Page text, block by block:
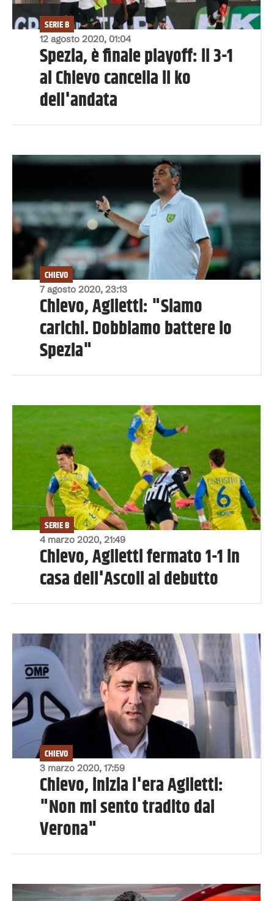
12 agosto 2020, 01:04
SERIE B
Spezia, è finale playoff: il 3-1
al Chievo cancella il ko
dell'andata
7 agosto 2020, 23:13
CHIEVO
Chievo, Aglietti: "Siamo
carichi. Dobbiamo battere lo
Spezia"
4 marzo 2020, 21:49
SERIE B
Chievo, Aglietti fermato 1-1 in
casa dell'Ascoli al debutto
3 marzo 2020, 17:59
CHIEVO
Chievo, inizia l'era Aglietti:
"Non mi sento tradito dal
Verona"